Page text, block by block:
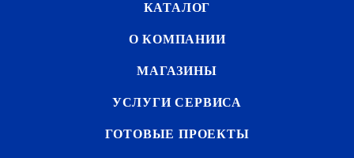
КАТАЛОГ
О КОМПАНИИ
МАГАЗИНЫ
УСЛУГИ СЕРВИСА
ГОТОВЫЕ ПРОЕКТЫ